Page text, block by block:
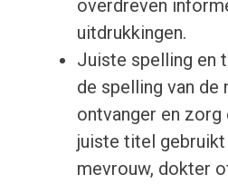
overdreven
uitdrukkingen.
Juiste spelling en
de spelling van de
ontvanger en
juiste titel gebruikt
mevrouw, dokter